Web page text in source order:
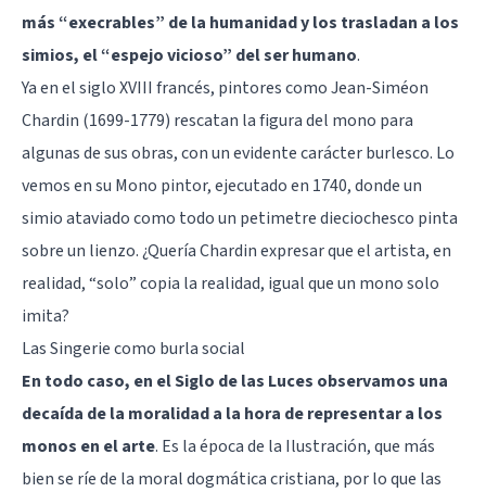
más “execrables” de la humanidad y los trasladan a los
simios, el “espejo vicioso” del ser humano.
Ya en el siglo XVIII francés, pintores como Jean-Siméon
Chardin (1699-1779) rescatan la figura del mono para
algunas de sus obras, con un evidente carácter burlesco. Lo
vemos en su Mono pintor, ejecutado en 1740, donde un
simio ataviado como todo un petimetre dieciochesco pinta
sobre un lienzo. ¿Quería Chardin expresar que el artista, en
realidad, “solo” copia la realidad, igual que un mono solo
imita?
Las Singerie como burla social
En todo caso, en el Siglo de las Luces observamos una
decaída de la moralidad a la hora de representar a los
monos en el arte. Es la época de la Ilustración, que más
bien se ríe de la moral dogmática cristiana, por lo que las